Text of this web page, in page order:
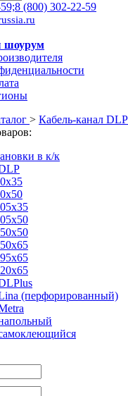
(800) 302-22-59
шоурум
> Кабель-канал DLP
в к/к
(перфорированный)